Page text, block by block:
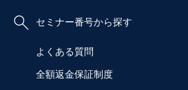
セミナー番号から探す
よくある質問
全額返金保証制度